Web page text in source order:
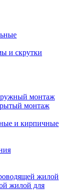
и скрутки
монтаж
монтаж
и кирпичные
жилой
жилой для